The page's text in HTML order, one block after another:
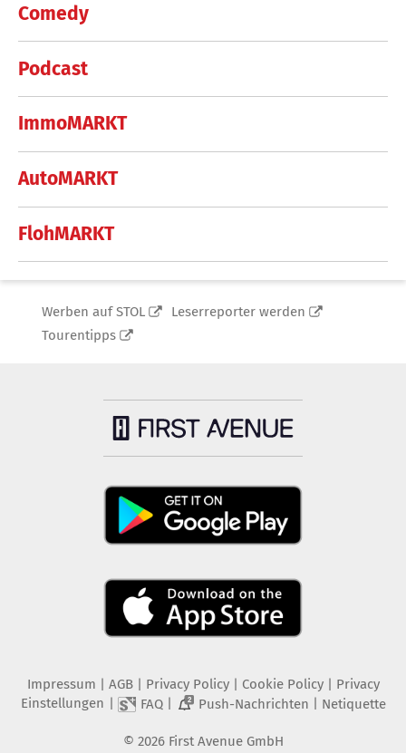
Comedy
Podcast
ImmoMARKT
AutoMARKT
FlohMARKT
Werben auf STOL
Leserreporter werden
Tourentipps
Impressum AGB Privacy Policy| Cookie Policy| Privacy
Einstellungen
FAQ| 2 Push-Nachrichten Netiquette
© 2026 First Avenue GmbH